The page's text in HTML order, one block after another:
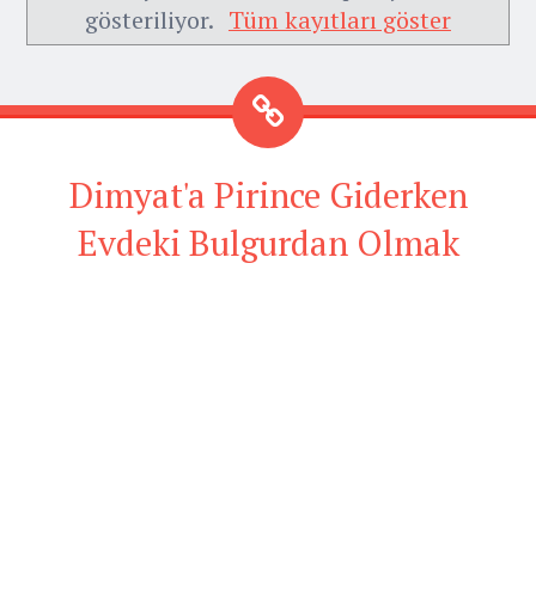
gösteriliyor. Tüm kayıtları göster
Dimyat'a Pirince Giderken
Evdeki Bulgurdan Olmak